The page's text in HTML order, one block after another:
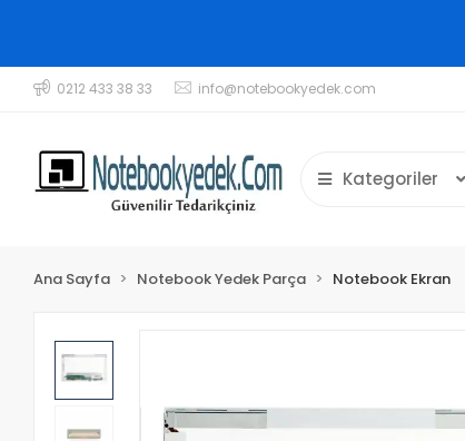
0212 433 38 33 info@notebookyedek.com
Kategoriler
Ana Sayfa Notebook Yedek Parça Notebook Ekran